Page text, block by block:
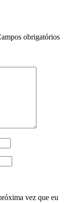
obrigatórios
vez que eu